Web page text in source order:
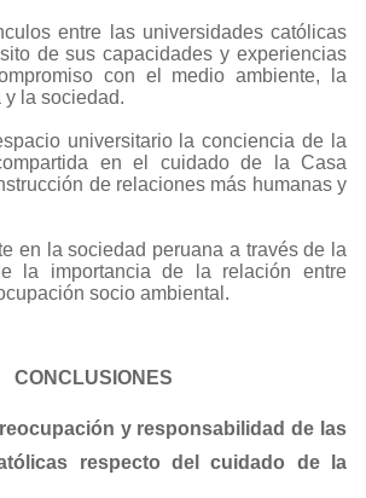
entre las universidades católicas
de sus capacidades y experiencias
con el medio ambiente, la
y la sociedad.
universitario la conciencia de la
en el cuidado de la Casa
de relaciones más humanas y
en la sociedad peruana a través de la
la importancia de la relación entre
socio ambiental.
CONCLUSIONES
y responsabilidad de las
respecto del cuidado de la